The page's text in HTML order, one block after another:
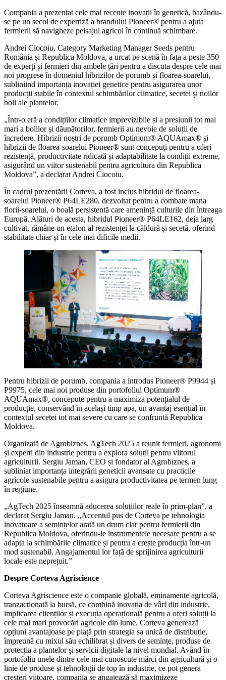
Compania a prezentat cele mai recente inovații în genetică, bazându-
se pe un secol de expertiză a brandului Pioneer® pentru a ajuta
fermierii să navigheze peisajul agricol în continuă schimbare.
Andrei Ciocoiu, Category Marketing Manager Seeds pentru
România și Republica Moldova, a urcat pe scenă în fața a peste 350
de experți și fermieri din ambele țări pentru a discuta despre cele mai
noi progrese în domeniul hibrizilor de porumb și floarea-soarelui,
subliniind importanța inovației genetice pentru asigurarea unor
producții stabile în contextul schimbărilor climatice, secetei și noilor
boli ale plantelor.
„Într-o eră a condițiilor climatice imprevizibile și a presiunii tot mai
mari a bolilor și dăunătorilor, fermierii au nevoie de soluții de
încredere. Hibrizii noștri de porumb Optimum® AQUAmax® și
hibrizii de floarea-soarelui Pioneer® sunt concepuți pentru a oferi
rezistență, productivitate ridicată și adaptabilitate la condiții extreme,
asigurând un viitor sustenabil pentru agricultura din Republica
Moldova”, a declarat Andrei Ciocoiu.
În cadrul prezentării Corteva, a fost inclus hibridul de floarea-
soarelui Pioneer® P64LE280, dezvoltat pentru a combate mana
florii-soarelui, o boală persistentă care amenință culturile din întreaga
Europă. Alături de acesta, hibridul Pioneer® P64LE162, deja larg
cultivat, rămâne un etalon al rezistenței la căldură și secetă, oferind
stabilitate chiar și în cele mai dificile medii.
Pentru hibrizii de porumb, compania a introdus Pioneer® P9944 și
P9975, cele mai noi produse din portofoliul Optimum®
AQUAmax®, concepute pentru a maximiza potențialul de
producție, conservând în același timp apa, un avantaj esențial în
contextul secetei tot mai severe cu care se confruntă Republica
Moldova.
Organizată de Agrobiznes, AgTech 2025 a reunit fermieri, agronomi
și experți din industrie pentru a explora soluții pentru viitorul
agriculturii. Sergiu Jaman, CEO și fondator al Agrobiznes, a
subliniat importanța integrării geneticii avansate cu practicile
agricole sustenabile pentru a asigura productivitatea pe termen lung
în regiune.
„AgTech 2025 înseamnă aducerea soluțiilor reale în prim-plan”, a
declarat Sergiu Jaman. „Accentul pus de Corteva pe tehnologia
inovatoare a semințelor arată un drum clar pentru fermierii din
Republica Moldova, oferindu-le instrumentele necesare pentru a se
adapta la schimbările climatice și pentru a crește producția într-un
mod sustenabil. Angajamentul lor față de sprijinirea agriculturii
locale este neprețuit.”
Despre Corteva Agriscience
Corteva Agriscience este o companie globală, eminamente agricolă,
tranzacționată la bursă, ce combină inovația de vârf din industrie,
implicarea clienților și execuția operațională pentru a oferi soluții la
cele mai mari provocări agricole din lume. Corteva generează
opțiuni avantajoase pe piață prin strategia sa unică de distribuție,
împreună cu mixul său echilibrat și divers de semințe, produse de
protecția a plantelor și servicii digitale la nivel mondial. Având în
portofoliu unele dintre cele mai cunoscute mărci din agricultură și o
linie de produse și tehnologii de top în industrie, ce pot genera
creșteri viitoare, compania se angajează să maximizeze